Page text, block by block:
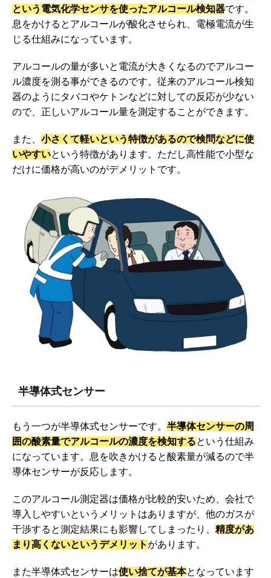
という電気化学センサを使ったアルコール検知器です。
息をかけるとアルコールが酸化させられ、電極電流が生
じる仕組みになっています。
アルコールの量が多いと電流が大きくなるのでアルコー
ル濃度を測る事ができるのです。従来のアルコール検知
器のようにタバコやケトンなどに対しての反応が少ない
ので、正しいアルコール量を測定することができます。
また、 小さくて軽いという特徴があるので検問などに使
いやすいという特徴があります。ただし高性能で小型な
だけに価格が高いのがデメリットです。
半導体式センサー
もう一つが半導体式センサーです。 半導体センサーの周
囲の酸素量でアルコールの濃度を検知するという仕組み
になっています。息を吹きかけると酸素量が減るので半
導体センサーが反応します。
このアルコール測定器は価格が比較的安いため、会社で
導入しやすいというメリットはありますが、他のガスが
干渉すると測定結果にも影響してしまったり、 精度があ
まり高くないというデメリット があります。
また半導体式センサーは使い捨てが基本となっています